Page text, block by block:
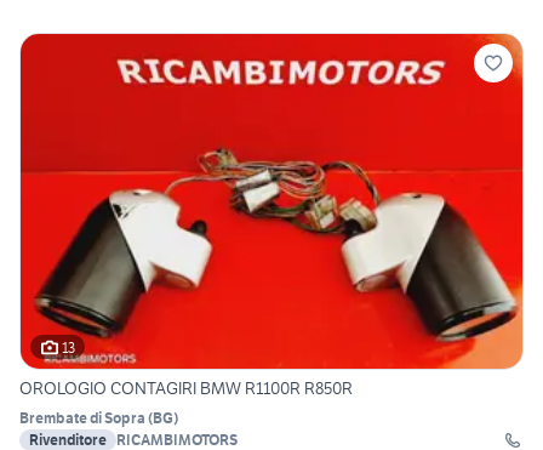
13
OROLOGIO CONTAGIRI BMW R1100R R850R
Brembate di Sopra (BG)
Rivenditore RICAMBIMOTORS